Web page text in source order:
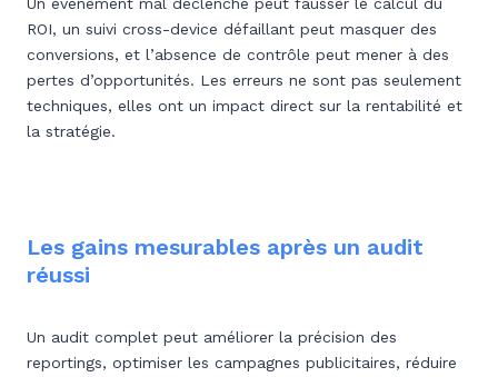
ROI, un suivi cross-device défaillant peut masquer des
conversions, et l’absence de contrôle peut mener à des
pertes d’opportunités. Les erreurs ne sont pas seulement
techniques, elles ont un impact direct sur la rentabilité et
la stratégie.
Les gains mesurables après un audit
réussi
Un audit complet peut améliorer la précision des
reportings, optimiser les campagnes publicitaires, réduire